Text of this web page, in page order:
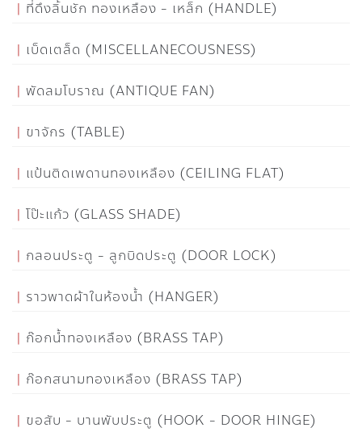
ที่ดึงลิ้นชัก ทองเหลือง - เหล็ก (HANDLE)
เบ็ดเตล็ด (MISCELLANECOUSNESS)
พัดลมโบราณ (ANTIQUE FAN)
ขาจักร (TABLE)
แป้นติดเพดานทองเหลือง (CEILING FLAT)
โป๊ะแก้ว (GLASS SHADE)
กลอนประตู - ลูกบิดประตู (DOOR LOCK)
ราวพาดผ้าในห้องน้ำ (HANGER)
ก๊อกน้ำทองเหลือง (BRASS TAP)
ก๊อกสนามทองเหลือง (BRASS TAP)
ขอสับ - บานพับประตู (HOOK - DOOR HINGE)